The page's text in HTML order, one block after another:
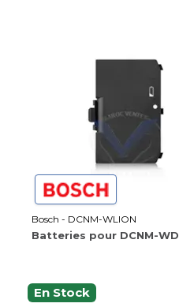
Bosch - DCNM-WLION
Batteries pour DCNM-WD
En Stock